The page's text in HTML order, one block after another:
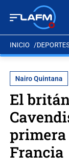
INICIO
Nairo Quintana
El
primera
Francia